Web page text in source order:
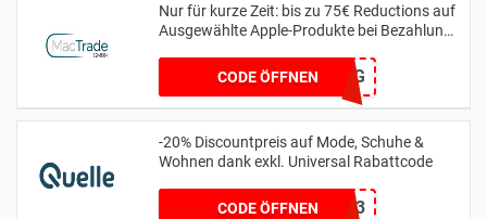
Nur für kurze Zeit: bis zu 75€ Reductions auf
Ausgewählte Apple-Produkte bei Bezahlung
CODE ÖFFNEN
MTSPAR-75FZG
-20% Discountpreis auf Mode, Schuhe &
Wohnen dank exkl. Universal Rabattcode
CODE ÖFFNEN15013